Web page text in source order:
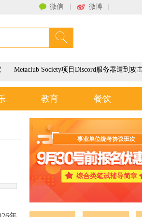
微博
微信
Metaclub Society项目Discord服务器遭到攻击
教育 餐饮
事业单位统考协议班次
综合类笔试辅导简章